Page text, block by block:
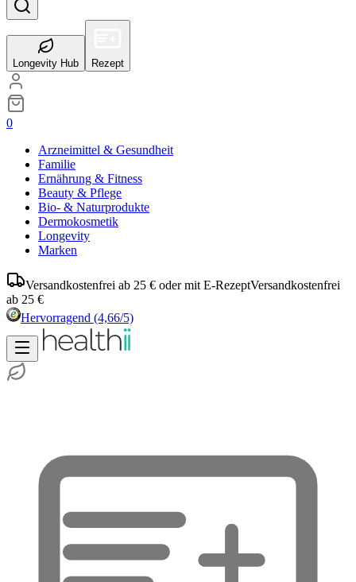
Longevity Hub Rezept
0
Arzneimittel & Gesundheit
Familie
Ernährung & Fitness
Beauty & Pflege
Bio- & Naturprodukte
Dermokosmetik
Longevity
Marken
Versandkostenfrei ab 25 € oder mit E-RezeptVersandkostenfrei
ab 25 €
Hervorragend (4,66/5)